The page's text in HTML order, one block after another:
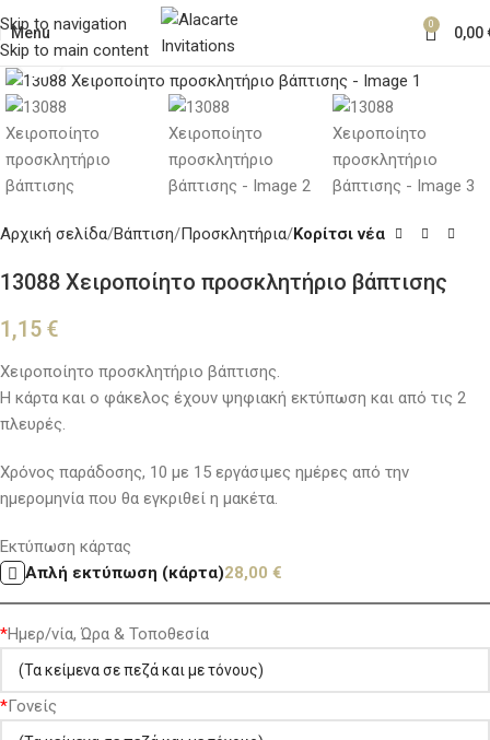
Skip to navigation
Skip to main content
Menu 0 0,00
Κλικ για μεγέθυνση
Αρχική σελίδα Βάπτιση Προσκλητήρια Κορίτσι νέα
13088 Χειροποίητο προσκλητήριο βάπτισης
1,15 €
Χειροποίητο προσκλητήριο βάπτισης.
Η κάρτα και ο φάκελος έχουν ψηφιακή εκτύπωση και από τις 2
πλευρές.
Χρόνος παράδοσης, 10 με 15 εργάσιμες ημέρες από την
ημερομηνία που θα εγκριθεί η μακέτα.
Εκτύπωση κάρτας
Απλή εκτύπωση (κάρτα)28,00 €
*Ημερ/νία, Ώρα & Τοποθεσία
*Γονείς